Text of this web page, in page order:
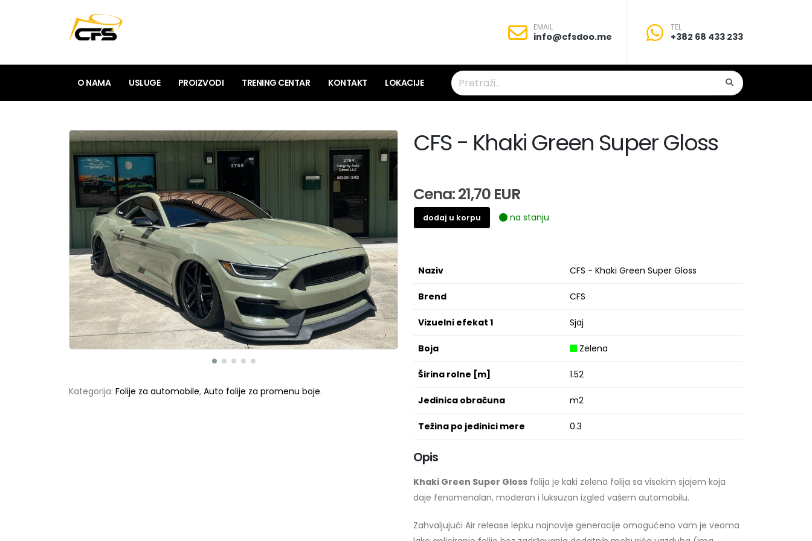
EMAIL
info@cfsdoo.me
TEL
+382 68 433 233
O NAMA USLUGE PROIZVODI TRENING CENTAR KONTAKT LOKACIJE
Kategorija: Folije za automobile, Auto folije za promenu boje.
CFS - Khaki Green Super Gloss
Cena: 21,70 EUR
dodaj u korpu na stanju
Naziv CFS - Khaki Green Super Gloss
Brend CFS
Vizuelni efekat 1 Sjaj
Boja Zelena
Širina rolne [m] 1.52
Jedinica obračuna m2
Težina po jedinici mere 0.3
Opis
Khaki Green Super Gloss folija je kaki zelena folija sa visokim sjajem koja
daje fenomenalan, moderan i luksuzan izgled vašem automobilu.
Zahvaljujući Air release lepku najnovije generacije omogućeno vam je veoma